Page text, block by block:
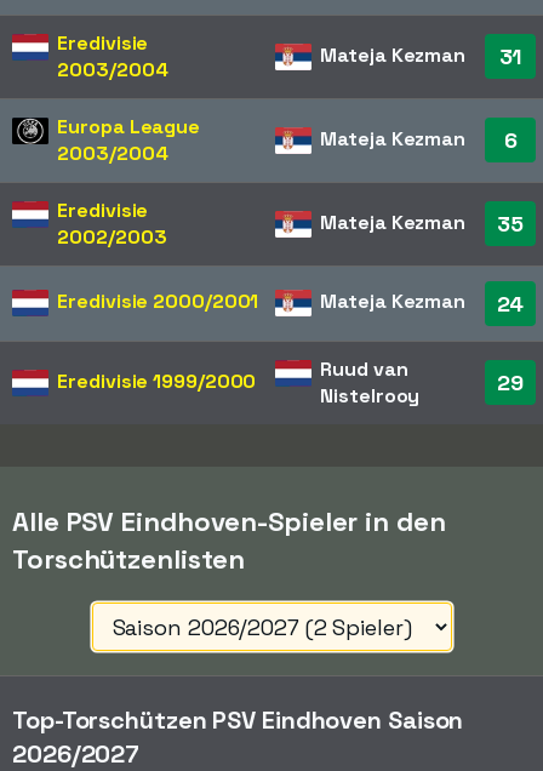
Eredivisie
2003/2004
Mateja Kezman 31
Europa League
2003/2004
Mateja Kezman 6
Eredivisie
2002/2003
Mateja Kezman 35
Eredivisie 2000/2001 Mateja Kezman 24
Eredivisie1999/2000
Ruud van
Nistelrooy
29
Alle PSV Eindhoven-Spieler in den
Torschützenlisten
Top-Torschützen PSV Eindhoven Saison
2026/2027